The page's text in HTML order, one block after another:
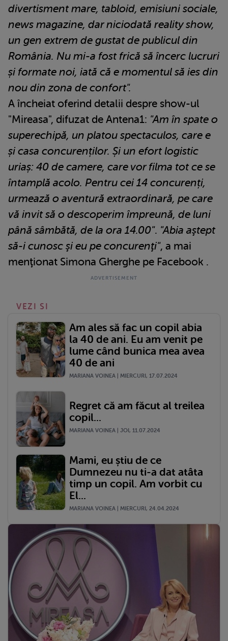
divertisment mare, tabloid, emisiuni sociale,
news magazine, dar niciodată reality show,
un gen extrem de gustat de publicul din
România. Nu mi-a fost frică să încerc lucruri
și formate noi, iată că e momentul să ies din
nou din zona de confort".
A încheiat oferind detalii despre show-ul
"Mireasa", difuzat de Antena1: "Am în spate o
superechipă, un platou spectaculos, care e
și casa concurenților. Și un efort logistic
uriaș: 40 de camere, care vor filma tot ce se
întamplă acolo. Pentru cei 14 concurenți,
urmează o aventură extraordinară, pe care
vă invit să o descoperim împreună, de luni
până sâmbătă, de la ora 14.00". "Abia aştept
să-i cunosc şi eu pe concurenţi", a mai
menţionat Simona Gherghe pe Facebook .
VEZI SI
Am ales să fac un copil abia
la 40 de ani. Eu am venit pe
lume când bunica mea avea
40 de ani
MARIANA VOINEA | MIERCURI, 17.07.2024
Regret că am făcut al treilea
copil...
MARIANA VOINEA | JOI, 11.07.2024
Mami, eu știu de ce
Dumnezeu nu ti-a dat atâta
timp un copil. Am vorbit cu
El...
MARIANA VOINEA | MIERCURI, 24.04.2024